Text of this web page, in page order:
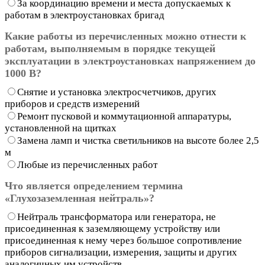
За координацию времени и места допускаемых к
работам в электроустановках бригад
Какие работы из перечисленных можно отнести к
работам, выполняемым в порядке текущей
эксплуатации в электроустановках напряжением до
1000 В?
Снятие и установка электросчетчиков, других
приборов и средств измерений
Ремонт пусковой и коммутационной аппаратуры,
установленной на щитках
Замена ламп и чистка светильников на высоте более 2,5
м
Любые из перечисленных работ
Что является определением термина
«Глухозаземленная нейтраль»?
Нейтраль трансформатора или генератора, не
присоединенная к заземляющему устройству или
присоединенная к нему через большое сопротивление
приборов сигнализации, измерения, защиты и других